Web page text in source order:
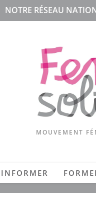
NOTRE RÉSEAU
MOUVEMENT
INFORMER